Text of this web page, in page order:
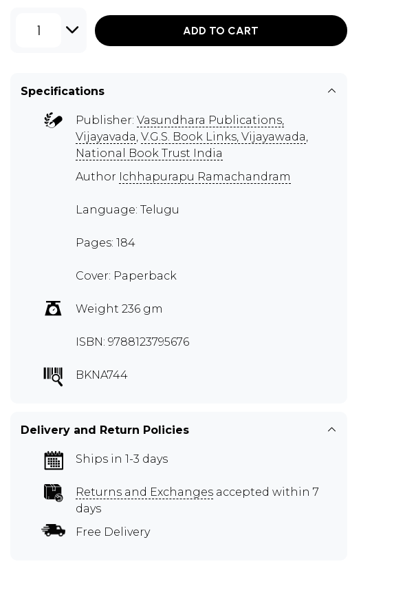
1 ADD TO CART
Specifications
Publisher: Vasundhara Publications,
Vijayavada, V.G.S. Book Links, Vijayawada,
National Book Trust India
Author Ichhapurapu Ramachandram
Language: Telugu
Pages: 184
Cover: Paperback
Weight 236 gm
ISBN: 9788123795676
BKNA744
Delivery and Return Policies
Ships in 1-3 days
Returns and Exchanges accepted within 7
days
Free Delivery